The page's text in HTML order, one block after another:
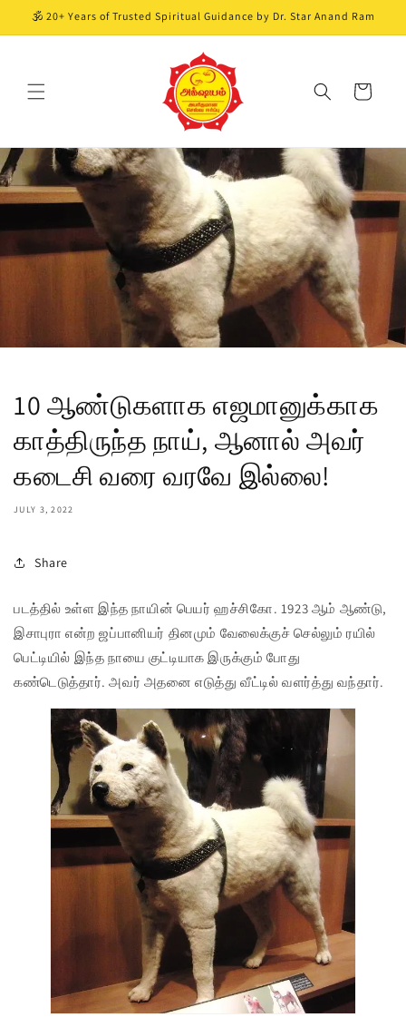
Skip to
🕉️ 20+ Years of Trusted Spiritual Guidance by Dr. Star Anand Ram
Cart
10 ஆண்டுகளாக எஜமானுக்காக
காத்திருந்த நாய், ஆனால் அவர்
கடைசி வரை வரவே இல்லை!
JULY 3, 2022
Share
படத்தில் உள்ள இந்த நாயின் பெயர் ஹச்சிகோ. 1923 ஆம் ஆண்டு,
இசாபுரா என்ற ஜப்பானியர் தினமும் வேலைக்குச் செல்லும் ரயில்
பெட்டியில் இந்த நாயை குட்டியாக இருக்கும் போது
கண்டெடுத்தார். அவர் அதனை எடுத்து வீட்டில் வளர்த்து வந்தார்.